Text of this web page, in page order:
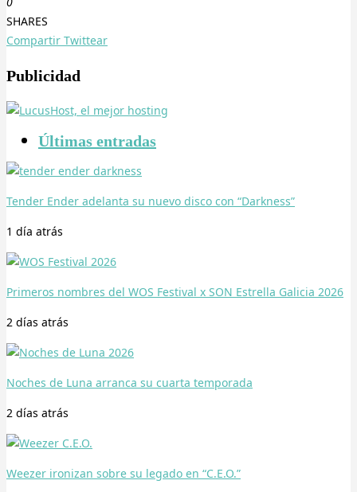
SHARES
Compartir Twittear
Publicidad
Últimas entradas
Tender Ender adelanta su nuevo disco con “Darkness”
1 día atrás
Primeros nombres del WOS Festival x SON Estrella Galicia 2026
2 días atrás
Noches de Luna arranca su cuarta temporada
2 días atrás
Weezer ironizan sobre su legado en “C.E.O.”